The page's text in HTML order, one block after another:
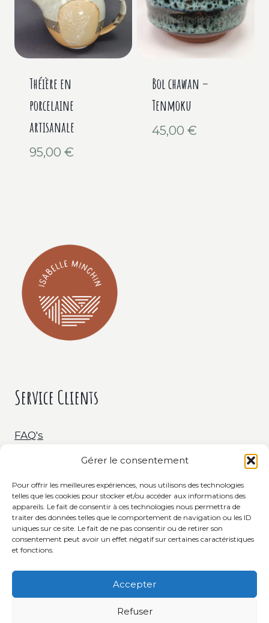
Gérer le consentement
Pour offrir les meilleures expériences, nous utilisons des technologies
telles que les cookies pour stocker et/ou accéder aux informations des
appareils. Le fait de consentir à ces technologies nous permettra de
traiter des données telles que le comportement de navigation ou les ID
uniques sur ce site. Le fait de ne pas consentir ou de retirer son
consentement peut avoir un effet négatif sur certaines caractéristiques
et fonctions.
Accepter
Refuser
Théière en
porcelaine
artisanale
95,00 €
Bol chawan –
Tenmoku
45,00 €
Service Clients
FAQ's
C.G.V.
© 2023 Isabelle Minchin